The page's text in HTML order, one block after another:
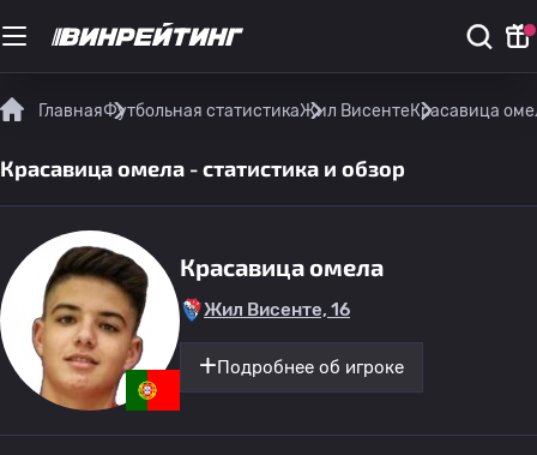
ГлавнаяФутбольная статистикаЖил ВисентеКрасавица
Красавица омела - статистика и обзор
Красавица омела
Жил Висенте, 16
Подробнее об игроке